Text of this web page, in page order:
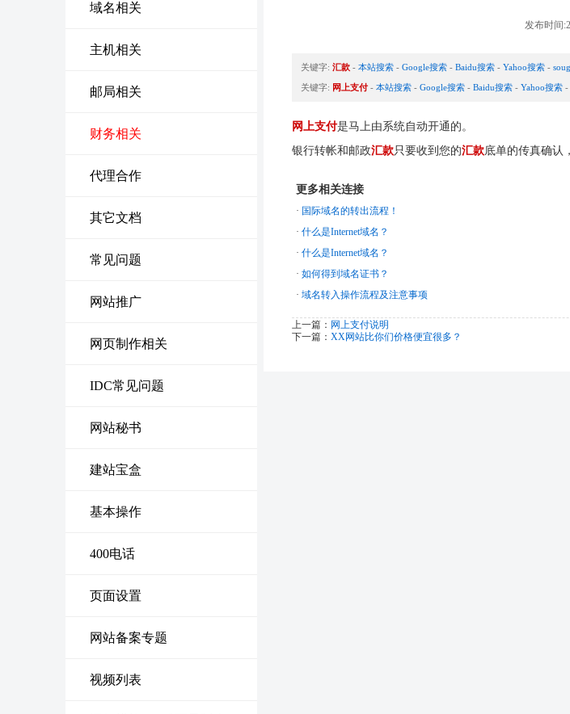
域名相关
主机相关
邮局相关
财务相关
代理合作
其它文档
常见问题
网站推广
网页制作相关
IDC常见问题
网站秘书
建站宝盒
基本操作
400电话
页面设置
网站备案专题
视频列表
发布时间
关键字: 汇款 - 本站搜索 - Google搜索 - Baidu搜索 - Yahoo搜索 -
关键字: 网上支付 - 本站搜索 - Google搜索 - Baidu搜索 - Yahoo搜索 -
网上支付是马上由系统自动开通的。
银行转帐和邮政汇款只要收到您的汇款底单的传真确认
更多相关连接
· 国际域名的转出流程！
· 什么是Internet域名？
· 什么是Internet域名？
· 如何得到域名证书？
· 域名转入操作流程及注意事项
上一篇： 网上支付说明
下一篇： XX网站比你们价格便宜很多？